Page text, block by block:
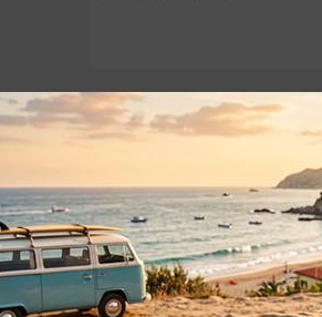
essere interessati!